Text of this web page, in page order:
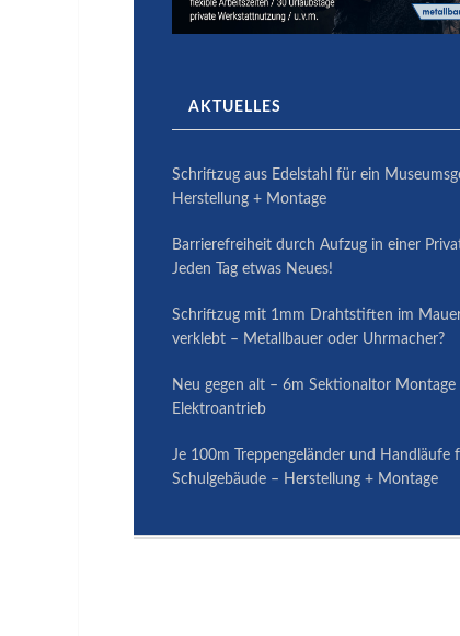
AKTUELLES
Schriftzug aus Edelstahl für ein
Herstellung + Montage
Barrierefreiheit durch Aufzug in einer
Jeden Tag etwas Neues!
Schriftzug mit 1mm Drahtstiften im
verklebt – Metallbauer oder Uhrmacher?
Neu gegen alt – 6m Sektionaltor Montage
Elektroantrieb
Je 100m Treppengeländer und Handläufe
Schulgebäude – Herstellung + Montage